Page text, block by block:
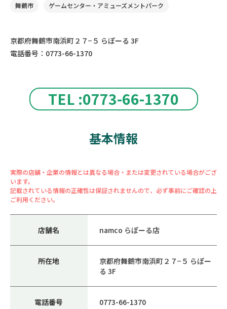
TEL :0773-66-1370
舞鶴市 ゲームセンター・アミューズメントパーク
京都府舞鶴市南浜町２７−５ らぽーる 3F
電話番号：0773-66-1370
基本情報
実際の店舗・企業の情報とは異なる場合・または変更されている場合がござ
います。
記載されている情報の正確性は保証されませんので、必ず事前にご確認の上
ご利用ください。
店舗名 namco らぽーる店
所在地
京都府舞鶴市南浜町２７−５ らぽー
る 3F
電話番号 0773-66-1370